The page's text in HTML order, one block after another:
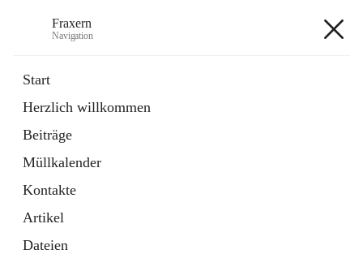
Fraxern
Navigation
Start
Herzlich willkommen
Beiträge
Müllkalender
Kontakte
Artikel
Dateien
Ordner
in
Tab
Formulare
Artikel
öffnet
in
neuem
Tab